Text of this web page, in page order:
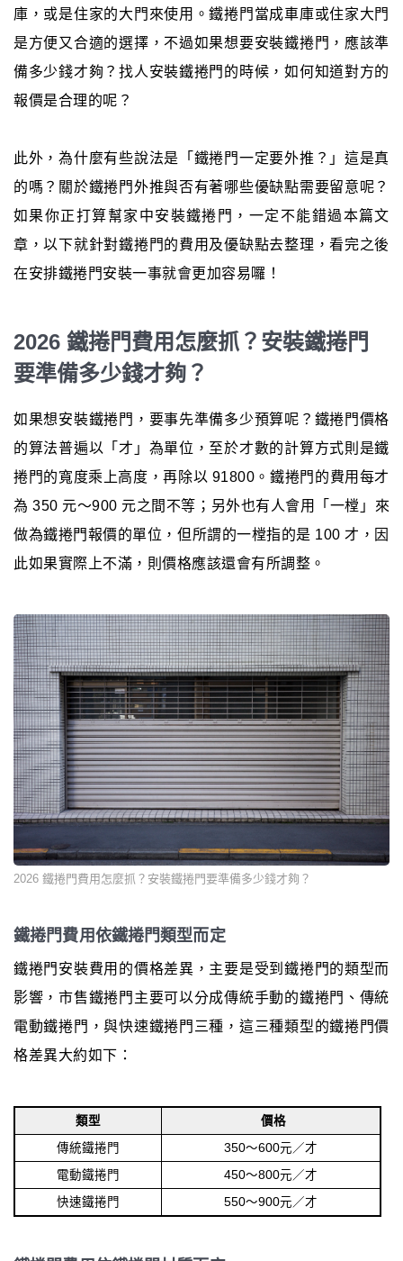
庫，或是住家的大門來使用。鐵捲門當成車庫或住家大門
是方便又合適的選擇，不過如果想要安裝鐵捲門，應該準
備多少錢才夠？找人安裝鐵捲門的時候，如何知道對方的
報價是合理的呢？
此外，為什麼有些說法是「鐵捲門一定要外推？」這是真
的嗎？關於鐵捲門外推與否有著哪些優缺點需要留意呢？
如果你正打算幫家中安裝鐵捲門，一定不能錯過本篇文
章，以下就針對鐵捲門的費用及優缺點去整理，看完之後
在安排鐵捲門安裝一事就會更加容易囉！
2026 鐵捲門費用怎麼抓？安裝鐵捲門
要準備多少錢才夠？
如果想安裝鐵捲門，要事先準備多少預算呢？鐵捲門價格
的算法普遍以「才」為單位，至於才數的計算方式則是鐵
捲門的寬度乘上高度，再除以 91800。鐵捲門的費用每才
為 350 元～900 元之間不等；另外也有人會用「一樘」來
做為鐵捲門報價的單位，但所謂的一樘指的是 100 才，因
此如果實際上不滿，則價格應該還會有所調整。
2026 鐵捲門費用怎麼抓？安裝鐵捲門要準備多少錢才夠？
鐵捲門費用依鐵捲門類型而定
鐵捲門安裝費用的價格差異，主要是受到鐵捲門的類型而
影響，市售鐵捲門主要可以分成傳統手動的鐵捲門、傳統
電動鐵捲門，與快速鐵捲門三種，這三種類型的鐵捲門價
格差異大約如下：
類型
價格
傳統鐵捲門
350～600元／才
電動鐵捲門
450～800元／才
快速鐵捲門
550～900元／才